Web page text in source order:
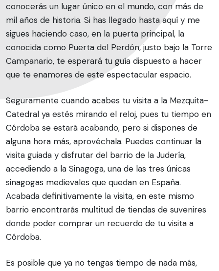
conocerás un lugar único en el mundo, con más de
mil años de historia. Si has llegado hasta aquí y me
sigues haciendo caso, en la puerta principal, la
conocida como Puerta del Perdón, justo bajo la Torre
Campanario, te esperará tu guía dispuesto a hacer
que te enamores de este espectacular espacio.
Seguramente cuando acabes tu visita a la Mezquita-
Catedral ya estés mirando el reloj, pues tu tiempo en
Córdoba se estará acabando, pero si dispones de
alguna hora más, aprovéchala. Puedes continuar la
visita guiada y disfrutar del barrio de la Judería,
accediendo a la Sinagoga, una de las tres únicas
sinagogas medievales que quedan en España.
Acabada definitivamente la visita, en este mismo
barrio encontrarás multitud de tiendas de suvenires
donde poder comprar un recuerdo de tu visita a
Córdoba.
Es posible que ya no tengas tiempo de nada más,